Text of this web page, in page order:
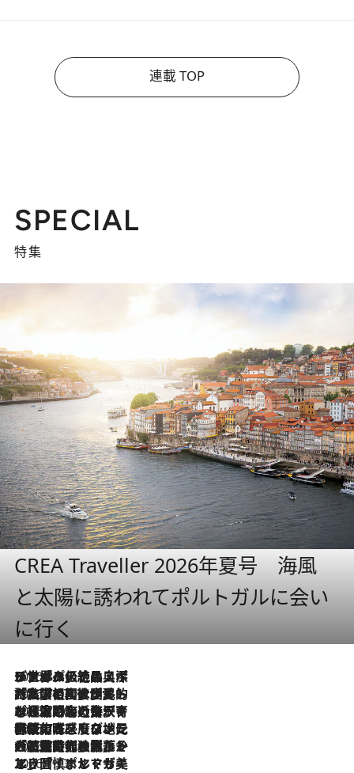
連載 TOP
SPECIAL
特集
CREA Traveller 2026年夏号 海風
と太陽に誘われてポルトガルに会い
に行く
2026.8.8
リスボンの絶品スイーツ「パステル・デ・ナタ」とは？ポルトガル伝統の奥深い世界へ
2026.7.27
「私の祖国はポルトガル語です」国民的詩人フェルナンド・ペソアと、彼が愛した文学の街を歩く
2026.7.26
ポルトガル近海が育む極上の海の幸。キリリと冷えた白ワインと愉しむ、シーフード専門店の贅沢
2026.7.22
伝統の味をモダンに昇華。高感度な地元客が集う、リスボンの最旬ガストロノミー
2026.7.21
大航海時代の栄華から、震災、独裁、そして革命へ。ポルトガル・首都リスボンの石畳に刻まれた「歴史の光と影」
2026.7.13
エッセイ・ヤマザキマリ「慎ましくも美しき国 ポルトガル」